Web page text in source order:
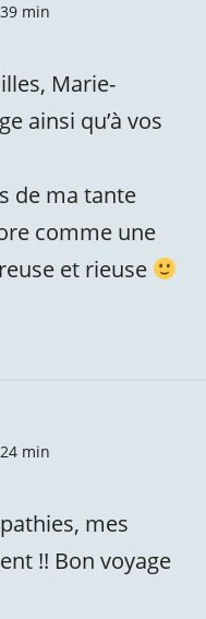
min
Marie-
ainsi qu’à vos
de ma tante
comme une
et rieuse
min
mes
!! Bon voyage